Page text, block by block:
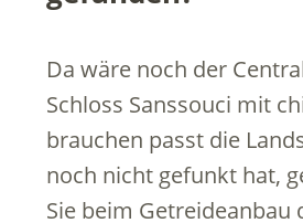
Da wäre noch der
Schloss Sanssouci mit
brauchen passt die
noch nicht gefunkt hat,
Sie beim